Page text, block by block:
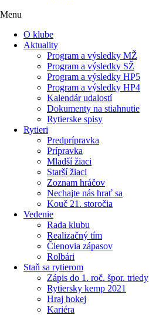
Menu
O klube
Aktuality
Program a výsledky MŽ
Program a výsledky SŽ
Program a výsledky HP5
Program a výsledky HP4
Kalendár udalostí
Dokumenty na stiahnutie
Rytierske spisy
Rytieri
Predprípravka
Prípravka
Mladší žiaci
Starší žiaci
Zoznam hráčov
Nechajte nás hrať sa
Kouč 21. storočia
Vedenie
Rada klubu
Realizačný tím
Členovia zápasov
Rolbári
Staň sa rytierom
Zápis do 1. roč. špor. triedy
Rytiersky kemp 2021
Hraj hokej
Kariéra